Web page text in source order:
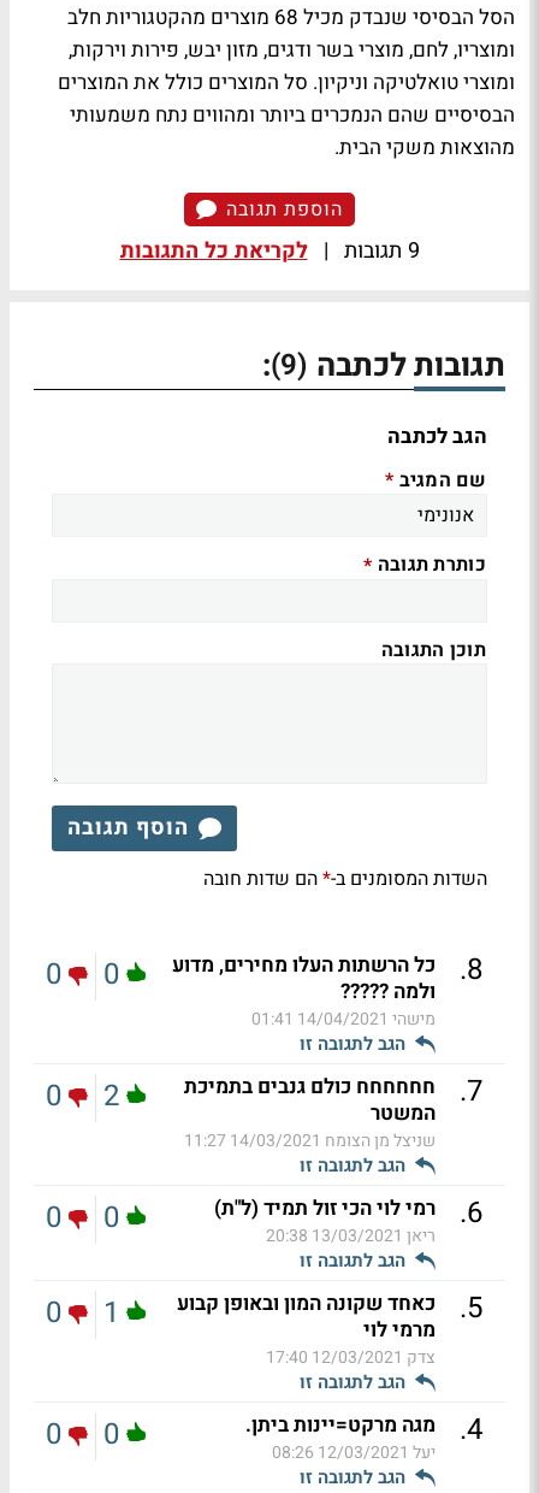
הסל הבסיסי שנבדק מכיל 68 מוצרים מהקטגוריות חלב
ומוצריו, לחם, מוצרי בשר ודגים, מזון יבש, פירות וירקות,
ומוצרי טואלטיקה וניקיון. סל המוצרים כולל את המוצרים
הבסיסיים שהם הנמכרים ביותר ומהווים נתח משמעותי
מהוצאות משקי הבית.
הוספת תגובה
9 תגובות | לקריאת כל התגובות
תגובות לכתבה (9)
:
הגב לכתבה
שם המגיב *
כותרת תגובה *
תוכן התגובה
הוסף תגובה
השדות המסומנים ב-*הם שדות חובה
8
.
כל הרשתות העלו מחירים, מדוע
ולמה ?????
מישהי 14/04/2021 01:41
הגב לתגובה זו
0
0
7
.
חחחחחח כולם גנבים בתמיכת
המשטר
שניצל מן הצומח 14/03/2021 11:27
הגב לתגובה זו
2
0
6
. רמי לוי הכי זול תמיד (ל"ת)
ריאן 13/03/2021 20:38
הגב לתגובה זו
0
0
5
.
כאחד שקונה המון ובאופן קבוע
מרמי לוי
צדק 12/03/2021 17:40
הגב לתגובה זו
1
0
4
. מגה מרקט=יינות ביתן.
יעל 12/03/2021 08:26
הגב לתגובה זו
0
0